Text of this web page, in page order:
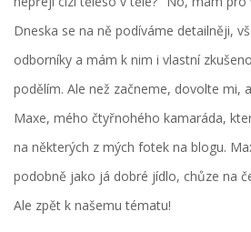
Dneska se na ně podíváme detailněji,
odborníky a mám k nim i vlastní
podělím. Ale než začneme, dovolte mi,
Maxe, mého čtyřnohého kamaráda,
na některých z mých fotek na blogu.
podobně jako já dobré jídlo, chůze na
Ale zpět k našemu tématu!